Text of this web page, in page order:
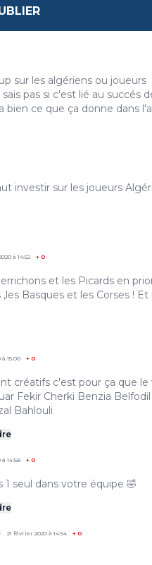
sur les algériens ou joueurs
pas si c'est lié au succés
bien ce que ça donne dans
investir sur les joueurs
à 14:52 + 0
et les Picards en
Basques et les Corses ! Et
15:00 + 0
créatifs c'est pour ça que le
Fekir Cherki Benzia
Bahlouli
14:58 + 0
1 seul dans votre équipe 🤣
21 février 2020 à 14:54 + 0